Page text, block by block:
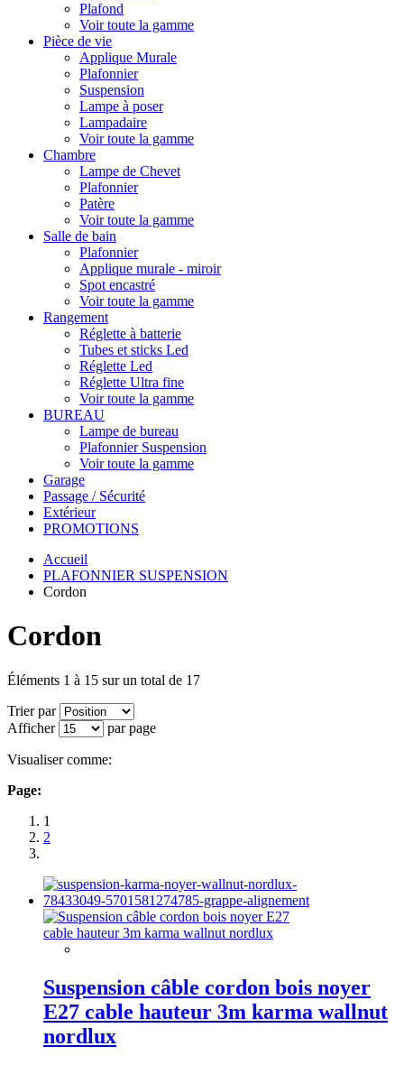
Plafond
Voir toute la gamme
Pièce de vie
Applique Murale
Plafonnier
Suspension
Lampe à poser
Lampadaire
Voir toute la gamme
Chambre
Lampe de Chevet
Plafonnier
Patère
Voir toute la gamme
Salle de bain
Plafonnier
Applique murale - miroir
Spot encastré
Voir toute la gamme
Rangement
Réglette à batterie
Tubes et sticks Led
Réglette Led
Réglette Ultra fine
Voir toute la gamme
BUREAU
Lampe de bureau
Plafonnier Suspension
Voir toute la gamme
Garage
Passage / Sécurité
Extérieur
PROMOTIONS
Accueil
PLAFONNIER SUSPENSION
Cordon
Cordon
Éléments 1 à 15 sur un total de 17
Trier par
Afficher
par page
Visualiser comme:
Page:
1
2
Suspension câble cordon bois noyer
E27 cable hauteur 3m karma wallnut
nordlux